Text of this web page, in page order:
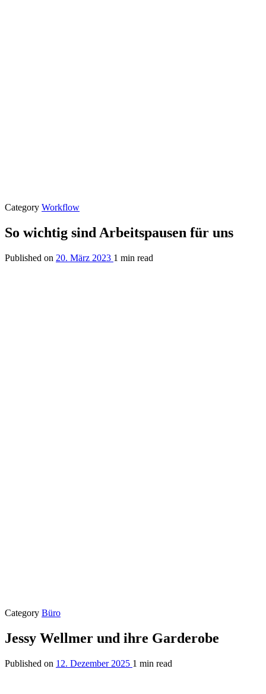
Category Workflow
So wichtig sind Arbeitspausen für uns
Published on 20. März 2023 1 min read
Category Büro
Jessy Wellmer und ihre Garderobe
Published on 12. Dezember 2025 1 min read